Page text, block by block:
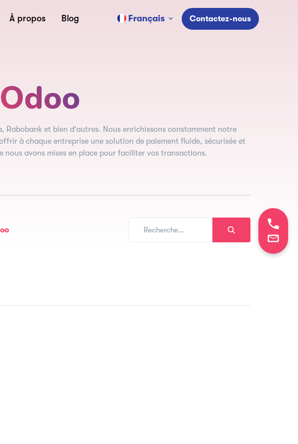
À propos Blog Français Contactez-nous
Rabobank et bien d'autres. Nous enrichissons constamment notre
à chaque entreprise une solution de paiement fluide, sécurisée et
nous avons mises en place pour faciliter vos transactions.